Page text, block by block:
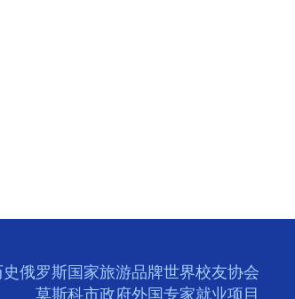
俄罗斯国家旅游品牌世界校友协会
莫斯科市政府外国专家就业项目